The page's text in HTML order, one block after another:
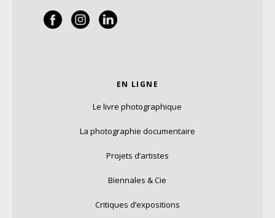
EN LIGNE
Le livre photographique
La photographie documentaire
Projets d’artistes
Biennales & Cie
Critiques d’expositions